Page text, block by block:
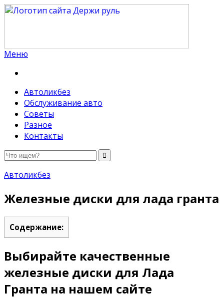
Меню
Автоликбез
Обслуживание авто
Советы
Разное
Контакты
Автоликбез
Железные диски для лада гранта
Содержание:
Выбирайте качественные
железные диски для Лада
Гранта на нашем сайте